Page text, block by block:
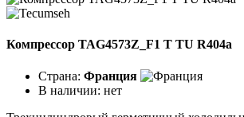
Компрессор TAG4573Z_F1 T TU R404a
Страна: Франция
В наличии: нет